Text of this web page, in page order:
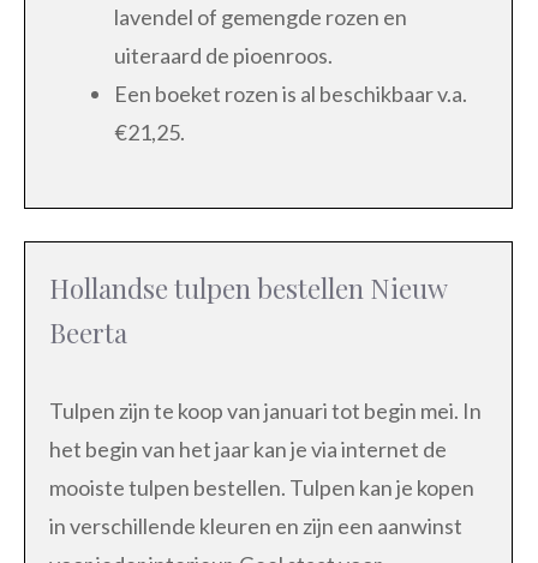
lavendel of gemengde rozen en
uiteraard de pioenroos.
Een boeket rozen is al beschikbaar v.a.
€21,25.
Hollandse tulpen bestellen Nieuw
Beerta
Tulpen zijn te koop van januari tot begin mei. In
het begin van het jaar kan je via internet de
mooiste tulpen bestellen. Tulpen kan je kopen
in verschillende kleuren en zijn een aanwinst